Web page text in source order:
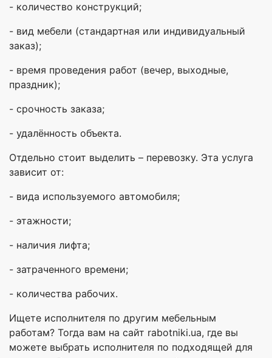
- количество конструкций;
- вид мебели (стандартная или индивидуальный
заказ);
- время проведения работ (вечер, выходные,
праздник);
- срочность заказа;
- удалённость объекта.
Отдельно стоит выделить – перевозку. Эта услуга
зависит от:
- вида используемого автомобиля;
- этажности;
- наличия лифта;
- затраченного времени;
- количества рабочих.
Ищете исполнителя по другим мебельным
работам? Тогда вам на сайт rabotniki.ua, где вы
можете выбрать исполнителя по подходящей для